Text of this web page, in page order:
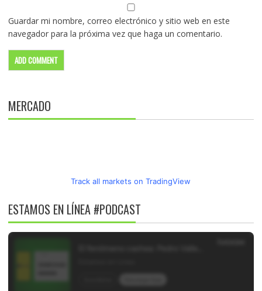
Guardar mi nombre, correo electrónico y sitio web en este
navegador para la próxima vez que haga un comentario.
MERCADO
Track all markets on TradingView
ESTAMOS EN LÍNEA #PODCAST